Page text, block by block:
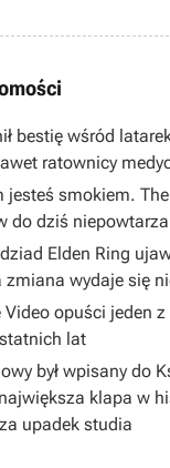
bestię wśród
ratownicy
jesteś smokiem.
do dziś
Elden Ring
zmiana wydaje się
Video opuści jeden
lat
był wpisany do
klapa w
upadek studia